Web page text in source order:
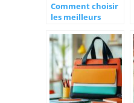
Comment choisir
les meilleurs
pour la rentrée
scolaire ?